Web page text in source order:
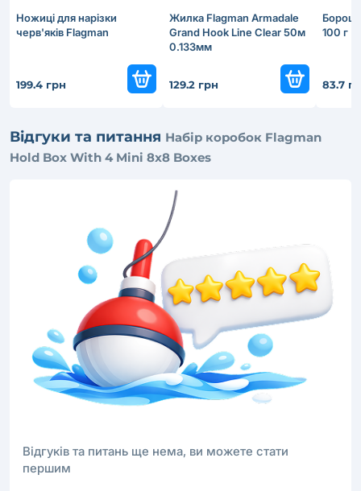
Ножиці для нарізки
черв'яків Flagman
199.4 грн
Жилка Flagman Armadale
Grand Hook Line Clear 50м
0.133мм
129.2 грн
100 г
83.7
Відгуки та питання Набір коробок Flagman
Hold Box With 4 Mini 8x8 Boxes
Відгуків та питань ще нема, ви можете стати
першим